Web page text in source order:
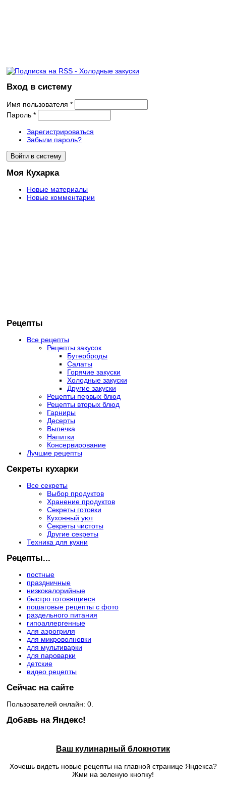
Вход в систему
Имя пользователя *
Пароль *
Зарегистрироваться
Забыли пароль?
Моя Кухарка
Новые материалы
Новые комментарии
Рецепты
Все рецепты
Рецепты закусок
Бутерброды
Салаты
Горячие закуски
Холодные закуски
Другие закуски
Рецепты первых блюд
Рецепты вторых блюд
Гарниры
Десерты
Выпечка
Напитки
Консервирование
Лучшие рецепты
Секреты кухарки
Все секреты
Выбор продуктов
Хранение продуктов
Секреты готовки
Кухонный уют
Секреты чистоты
Другие секреты
Техника для кухни
Рецепты...
постные
праздничные
низкокалорийные
быстро готовящиеся
пошаговые рецепты с фото
раздельного питания
гипоаллергенные
для аэрогриля
для микроволновки
для мультиварки
для пароварки
детские
видео рецепты
Сейчас на сайте
Пользователей онлайн: 0.
Добавь на Яндекс!
Ваш кулинарный блокнотик
Хочешь видеть новые рецепты на главной странице Яндекса?
Жми на зеленую кнопку!